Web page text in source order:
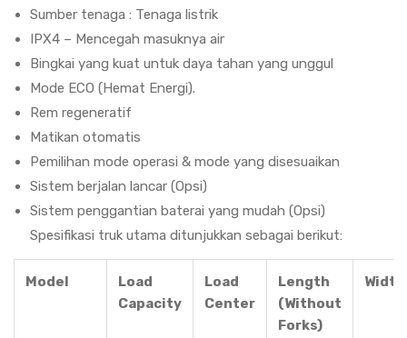
Sumber tenaga : Tenaga listrik
IPX4 – Mencegah masuknya air
Bingkai yang kuat untuk daya tahan yang unggul
Mode ECO (Hemat Energi).
Rem regeneratif
Matikan otomatis
Pemilihan mode operasi & mode yang disesuaikan
Sistem berjalan lancar (Opsi)
Sistem penggantian baterai yang mudah (Opsi)
Spesifikasi truk utama ditunjukkan sebagai berikut:
Model
Load
Capacity
Load
Center
Length
(Without
Forks)
Width